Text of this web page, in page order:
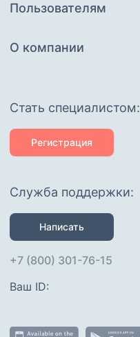
Пользователям
О компании
Cтать специалистом:
Регистрация
Служба поддержки:
Написать
+7 (800) 301-76-15
Ваш ID: